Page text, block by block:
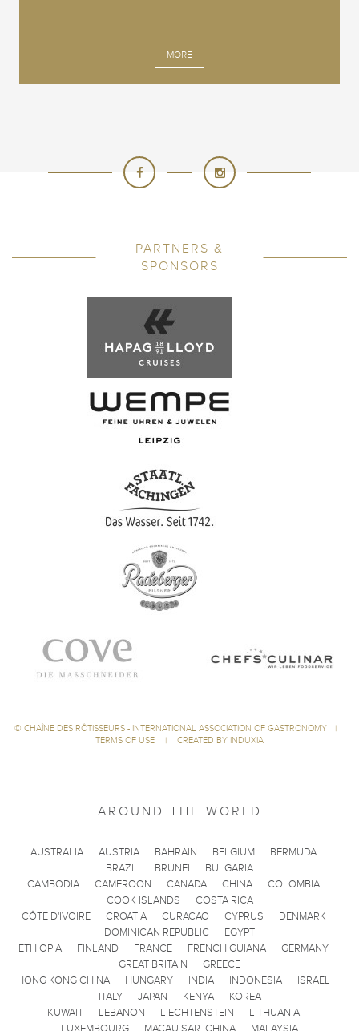
MORE
PARTNERS &
SPONSORS
© CHAÎNE DES RÔTISSEURS - INTERNATIONAL ASSOCIATION OF GASTRONOMY
|
TERMS OF USE
| CREATED BY INDUXIA
AROUND THE WORLD
AUSTRALIA AUSTRIA BAHRAIN BELGIUM
BERMUDA
BRAZIL
BRUNEI
BULGARIA
CAMBODIA
CAMEROON CANADA CHINA
COLOMBIA
COOK ISLANDS
COSTA RICA
CÔTE D'IVOIRE
CROATIA CURACAO CYPRUS
DENMARK
DOMINICAN REPUBLIC
EGYPT
ETHIOPIA
FINLAND FRANCE FRENCH GUIANA
GERMANY
GREAT BRITAIN
GREECE
HONG KONG CHINA
HUNGARY INDIA INDONESIA
ISRAEL
ITALY
JAPAN KENYA
KOREA
KUWAIT
LEBANON LIECHTENSTEIN
LITHUANIA